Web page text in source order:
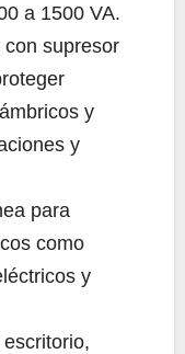
a 1500 VA.
supresor
y
y
para
como
y